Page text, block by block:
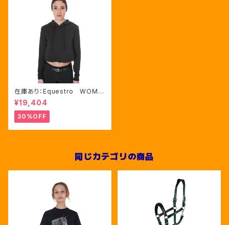
在庫あり：Equestro WOME
N'S カットアウトフーディ BLA
CK S・M・Lサイズ（ETW001
42）
¥19,404
30%OFF
同じカテゴリの商品